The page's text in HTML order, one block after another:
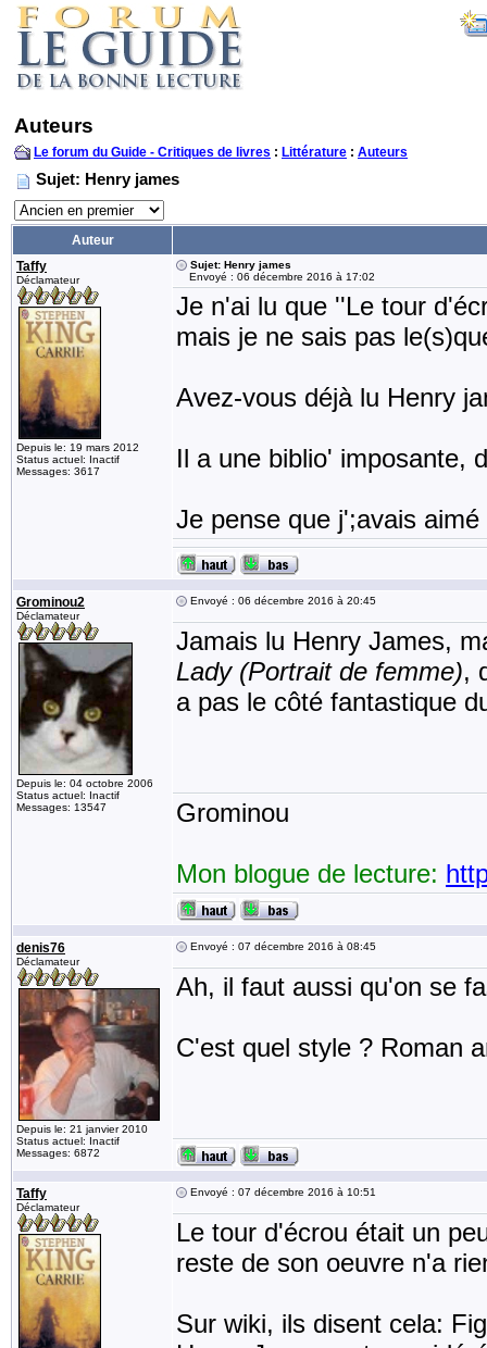
Auteurs
Le forum du Guide - Critiques de livres : Littérature : Auteurs
Sujet: Henry james
Auteur
Taffy
Déclamateur
Depuis le: 19 mars 2012
Status actuel: Inactif
Messages: 3617
Sujet: Henry james
Envoyé : 06 décembre 2016 à 17:02
Je n'ai lu que ''Le tour
mais je ne sais pas
Avez-vous déjà lu Henry
Il a une biblio' imposante,
Je pense que j';avais
Grominou2
Déclamateur
Depuis le: 04 octobre 2006
Status actuel: Inactif
Messages: 13547
Envoyé : 06 décembre 2016 à 20:45
Jamais lu Henry James,
Lady (Portrait de femme),
a pas le côté fantastique
Grominou
Mon blogue de lecture:
denis76
Déclamateur
Depuis le: 21 janvier 2010
Status actuel: Inactif
Messages: 6872
Envoyé : 07 décembre 2016 à 08:45
Ah, il faut aussi qu'on se
C'est quel style ? Roman
Taffy
Déclamateur
Envoyé : 07 décembre 2016 à 10:51
Le tour d'écrou était un
reste de son oeuvre n'a
Sur wiki, ils disent cela: